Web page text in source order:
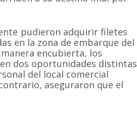
pudieron adquirir filetes
en la zona de embarque del
encubierta, los
dos oportunidades distintas
del local comercial
aseguraron que el